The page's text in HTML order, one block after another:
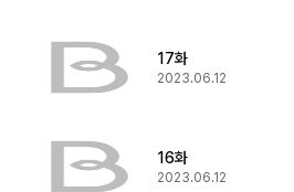
17화
2023.06.12
16화
2023.06.12